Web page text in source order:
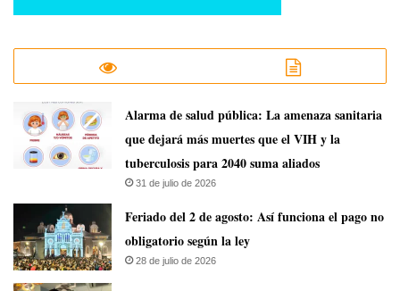
​Alarma de salud pública: La amenaza sanitaria
que dejará más muertes que el VIH y la
tuberculosis para 2040 suma aliados
31 de julio de 2026
Feriado del 2 de agosto: Así funciona el pago no
obligatorio según la ley
28 de julio de 2026